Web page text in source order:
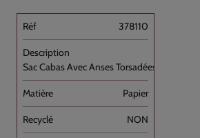
378110
Sac Cabas Avec Anses Torsadées Blanc [...]
Papier
NON